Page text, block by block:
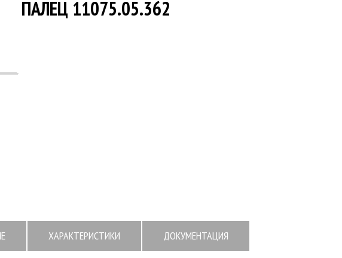
ПАЛЕЦ 11075.05.362
ХАРАКТЕРИСТИКИ ДОКУМЕНТАЦИЯ